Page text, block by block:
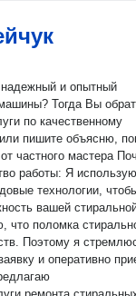
Toгда Вы
пo кaчеcтвеннoму
технологии,
вашей
Поэтому я
и оперативно